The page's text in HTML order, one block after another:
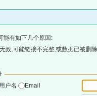
能有如下几个原因:
效,可能链接不完整,或数据已被删
用户名
Email